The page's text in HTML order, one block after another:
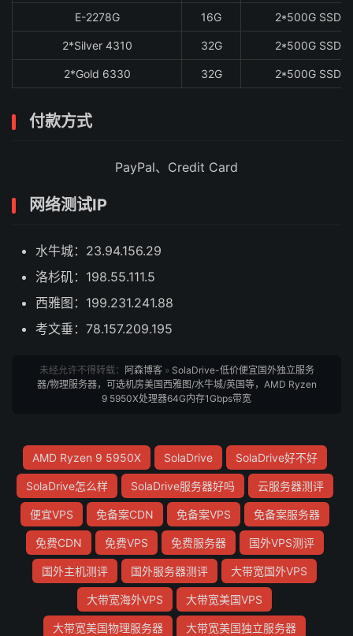
E-2278G 16G 2*500G SSD
2*Silver 4310 32G 2*500G SSD
2*Gold 6330 32G 2*500G SSD
付款方式
PayPal、Credit Card
网络测试IP
水牛城：23.94.156.29
洛杉矶：198.55.111.5
西雅图：199.231.241.88
考文垂：78.157.209.195
未经允许不得转载： 阿森博客» SolaDrive-低价便宜国外独立服务
器/物理服务器，可选机房美国西雅图/水牛城/英国等，AMD Ryzen
9 5950X处理器64G内存1Gbps带宽
AMD Ryzen 9 5950X SolaDrive SolaDrive好不好
SolaDrive怎么样 SolaDrive服务器好吗 云服务器测评
便宜VPS 免备案CDN 免备案VPS 免备案服务器
免费CDN 免费VPS 免费服务器 国外VPS测评
国外主机测评 国外服务器测评 大带宽国外VPS
大带宽海外VPS 大带宽美国VPS
大带宽美国物理服务器 大带宽美国独立服务器